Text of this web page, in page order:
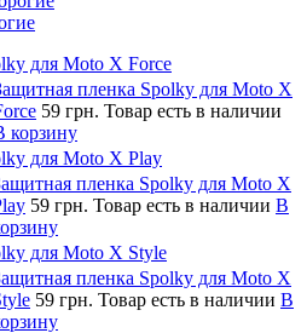
для Moto X Force
пленка Spolky для Moto X
59 грн. Товар есть в наличии
корзину
для Moto X Play
пленка Spolky для Moto X
59 грн. Товар есть в наличии В
для Moto X Style
пленка Spolky для Moto X
59 грн. Товар есть в наличии В